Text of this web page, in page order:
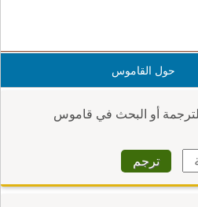
حول القاموس
أو البحث في قاموس